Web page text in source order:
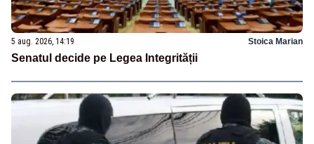
5 aug. 2026, 14:19 Stoica Marian
Senatul decide pe Legea Integrității